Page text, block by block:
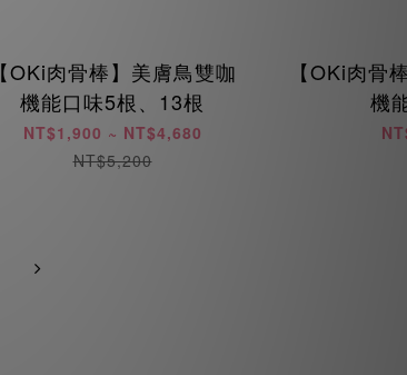
【OKi肉骨棒】美膚鳥雙咖
機能口味5根、13根
NT$1,900 ~ NT$4,680
NT$5,200
【OKi肉骨
機